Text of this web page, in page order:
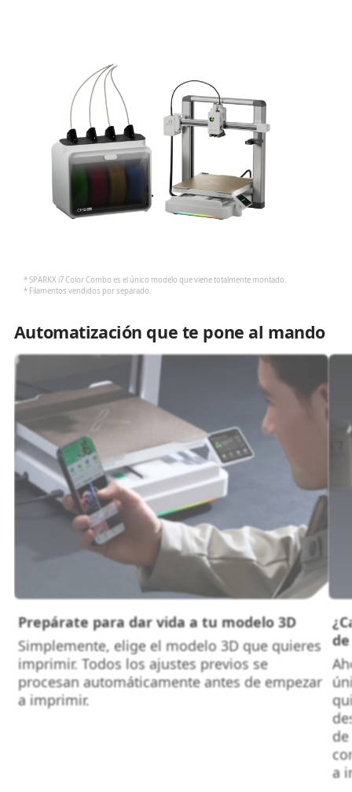
* SPARKX i7 Color Combo es el único modelo que viene totalmente montado.
* Filamentos vendidos por separado.
Automatización que te pone al mando
Prepárate para dar vida a tu modelo 3D
Simplemente, elige el modelo 3D que quieres
imprimir. Todos los ajustes previos se
procesan automáticamente antes de empezar
a imprimir.
a